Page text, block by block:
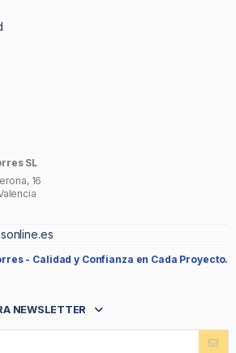
SL
16
- Calidad y Confianza en Cada Proyecto.
NEWSLETTER